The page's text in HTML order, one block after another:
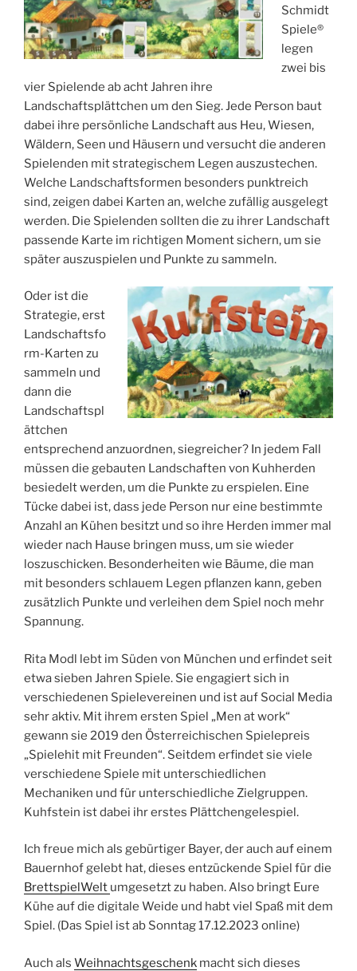
Schmidt
Spiele®
legen
zwei bis
vier Spielende ab acht Jahren ihre
Landschaftsplättchen um den Sieg. Jede Person baut
dabei ihre persönliche Landschaft aus Heu, Wiesen,
Wäldern, Seen und Häusern und versucht die anderen
Spielenden mit strategischem Legen auszustechen.
Welche Landschaftsformen besonders punktreich
sind, zeigen dabei Karten an, welche zufällig ausgelegt
werden. Die Spielenden sollten die zu ihrer Landschaft
passende Karte im richtigen Moment sichern, um sie
später auszuspielen und Punkte zu sammeln.
Oder ist die
Strategie, erst
Landschaftsfo
rm-Karten zu
sammeln und
dann die
Landschaftspl
ättchen
entsprechend anzuordnen, siegreicher? In jedem Fall
müssen die gebauten Landschaften von Kuhherden
besiedelt werden, um die Punkte zu erspielen. Eine
Tücke dabei ist, dass jede Person nur eine bestimmte
Anzahl an Kühen besitzt und so ihre Herden immer mal
wieder nach Hause bringen muss, um sie wieder
loszuschicken. Besonderheiten wie Bäume, die man
mit besonders schlauem Legen pflanzen kann, geben
zusätzlich Punkte und verleihen dem Spiel noch mehr
Spannung.
Rita Modl lebt im Süden von München und erfindet seit
etwa sieben Jahren Spiele. Sie engagiert sich in
verschiedenen Spielevereinen und ist auf Social Media
sehr aktiv. Mit ihrem ersten Spiel „Men at work“
gewann sie 2019 den Österreichischen Spielepreis
„Spielehit mit Freunden“. Seitdem erfindet sie viele
verschiedene Spiele mit unterschiedlichen
Mechaniken und für unterschiedliche Zielgruppen.
Kuhfstein ist dabei ihr erstes Plättchengelespiel.
Ich freue mich als gebürtiger Bayer, der auch auf einem
Bauernhof gelebt hat, dieses entzückende Spiel für die
BrettspielWelt umgesetzt zu haben. Also bringt Eure
Kühe auf die digitale Weide und habt viel Spaß mit dem
Spiel. (Das Spiel ist ab Sonntag 17.12.2023 online)
Auch als Weihnachtsgeschenk macht sich dieses